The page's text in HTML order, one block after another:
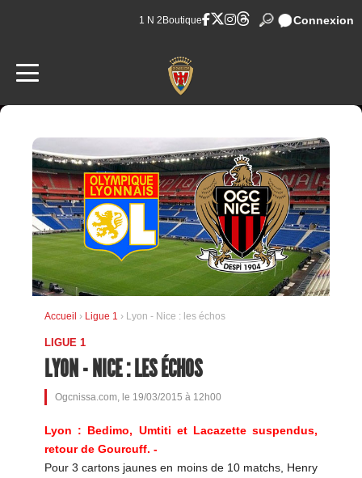
1 N 2 Boutique Connexion
Accueil › Ligue 1 › Lyon - Nice : les échos
LIGUE 1
LYON - NICE : LES ÉCHOS
Ogcnissa.com, le 19/03/2015 à 12h00
Lyon : Bedimo, Umtiti et Lacazette suspendus,
retour de Gourcuff. -
Pour 3 cartons jaunes en moins de 10 matchs, Henry